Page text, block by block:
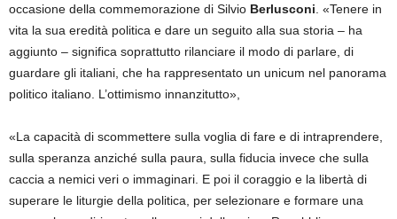
occasione della commemorazione di Silvio Berlusconi . «Tenere in
vita la sua eredità politica e dare un seguito alla sua storia – ha
aggiunto – significa soprattutto rilanciare il modo di parlare, di
guardare gli italiani, che ha rappresentato un unicum nel panorama
politico italiano. L’ottimismo innanzitutto»,
«La capacità di scommettere sulla voglia di fare e di intraprendere,
sulla speranza anziché sulla paura, sulla fiducia invece che sulla
caccia a nemici veri o immaginari. E poi il coraggio e la libertà di
superare le liturgie della politica, per selezionare e formare una